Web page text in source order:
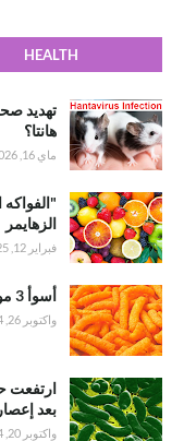
HEALTH
تهديد
هانتا؟
ماي 16, 2026
الزهايمر
فبراير 12, 2025
أسوأ 3 مواد كيميائية في طعامك يمكن أن تضر بصحتك
واكتوبر 26, 2024
ارتفعت
بعد
واكتوبر 20, 2024